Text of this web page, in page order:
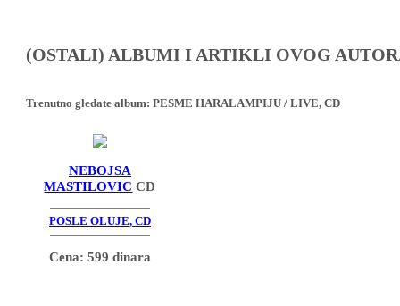
(OSTALI) ALBUMI I ARTIKLI OVOG
Trenutno gledate album: PESME HARALAMPIJU / LIVE, CD
NEBOJSA
MASTILOVIC CD
POSLE OLUJE, CD
Cena: 599 dinara